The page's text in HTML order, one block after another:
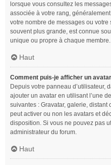
lorsque vous consultez les
associée à votre rang,
votre nombre de messages ou
souvent plus grande, est connue
unique ou propre à chaque membre.
Haut
Comment puis-je afficher un
Depuis votre panneau d’utilisateur,
ajouter un avatar en utilisant l’une
suivantes : Gravatar, galerie, distant
peut activer ou non les avatars et
disposition. Si vous ne pouvez pas
administrateur du forum.
Haut